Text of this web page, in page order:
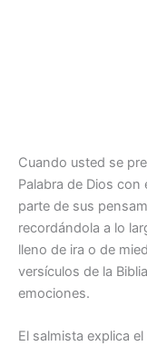
Cuando usted se
Palabra de Dios
parte de sus
recordándola a lo
lleno de ira o de
versículos de la
emociones.
El salmista explica